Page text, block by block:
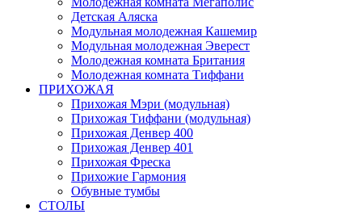
Детская Аляска
Модульная молодежная Кашемир
Модульная молодежная Эверест
Молодежная комната Британия
Молодежная комната Тиффани
ПРИХОЖАЯ
Прихожая Мэри (модульная)
Прихожая Тиффани (модульная)
Прихожая Денвер 400
Прихожая Денвер 401
Прихожая Фреска
Прихожие Гармония
Обувные тумбы
СТОЛЫ